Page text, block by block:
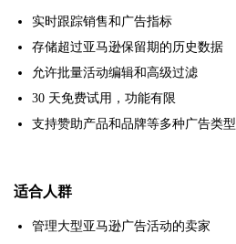
实时跟踪销售和广告指标
存储超过亚马逊保留期的历史数据
允许批量活动编辑和高级过滤
30 天免费试用，功能有限
支持赞助产品和品牌等多种广告类型
适合人群
管理大型亚马逊广告活动的卖家